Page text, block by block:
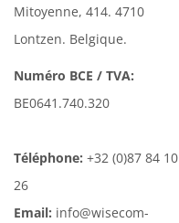
Mitoyenne, 414. 4710
Lontzen. Belgique.
Numéro BCE / TVA:
BE0641.740.320
Téléphone: +32 (0)87 84 10
26
Email: info@wisecom-